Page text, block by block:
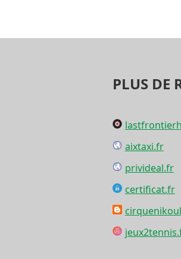
PLUS DE
aixtaxi.fr
privideal.fr
certificat.fr